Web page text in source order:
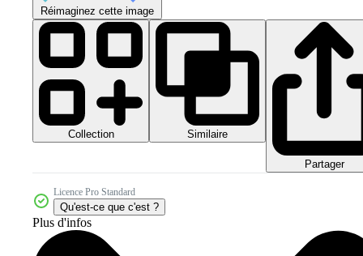
Réimaginez cette image
Collection Similaire
Partager
Licence Pro Standard
Qu'est-ce que c'est ?
Plus d'infos